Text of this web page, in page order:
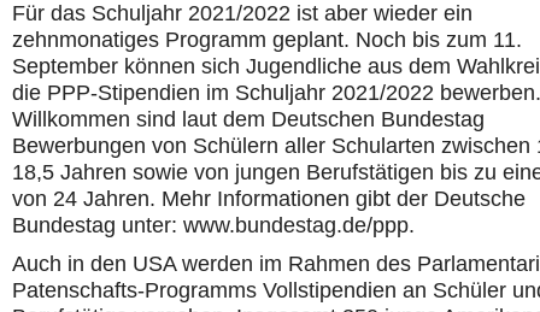
Für das Schuljahr 2021/2022 ist aber wieder ein
zehnmonatiges Programm geplant. Noch bis zum 11.
September können sich Jugendliche aus dem
die PPP-Stipendien im Schuljahr 2021/2022 bewerben.
Willkommen sind laut dem Deutschen Bundestag
Bewerbungen von Schülern aller Schularten zwischen
18,5 Jahren sowie von jungen Berufstätigen bis zu
von 24 Jahren. Mehr Informationen gibt der Deutsche
Bundestag unter: www.bundestag.de/ppp.
Auch in den USA werden im Rahmen des
Patenschafts-Programms Vollstipendien an Schüler